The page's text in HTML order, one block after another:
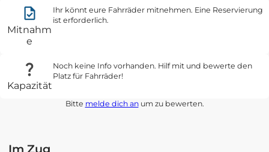
Mitnahm
e
Ihr könnt eure Fahrräder mitnehmen. Eine Reservierung
ist erforderlich.
Kapazität
Noch keine Info vorhanden. Hilf mit und bewerte den
Platz für Fahrräder!
Bitte melde dich anum zu bewerten.
Im Zug